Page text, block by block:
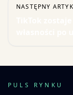
NASTĘPNY
PULS RYNKU